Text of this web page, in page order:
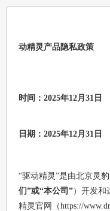
动精灵
时间：2025年12月31日
日期： 2025年12月31日
“驱动精灵”是由北京灵
们”或“本公司”）开发和
精灵官网（https://